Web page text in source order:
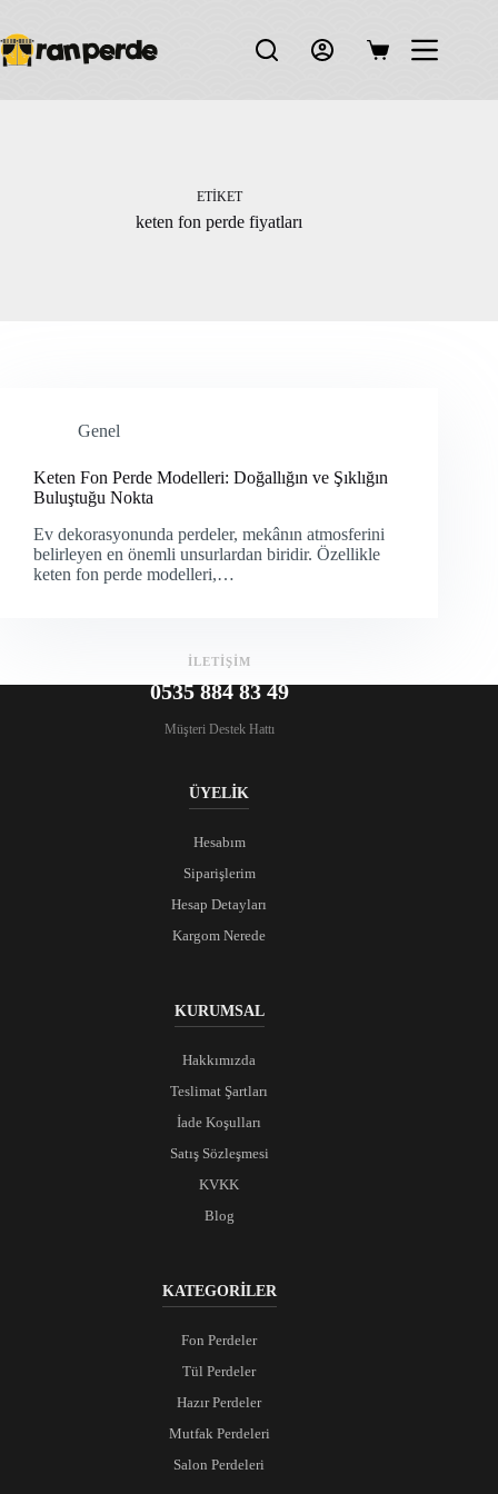
content
Shopping
ETIKET
keten fon perde fiyatları
Genel
Keten Fon Perde Modelleri: Doğallığın ve Şıklığın
Buluştuğu Nokta
Ev dekorasyonunda perdeler, mekânın atmosferini
belirleyen en önemli unsurlardan biridir. Özellikle
keten fon perde modelleri,…
İLETİŞİM
0535 884 83 49
Müşteri Destek Hattı
ÜYELİK
Hesabım
Siparişlerim
Hesap Detayları
Kargom Nerede
KURUMSAL
Hakkımızda
Teslimat Şartları
İade Koşulları
Satış Sözleşmesi
KVKK
Blog
KATEGORİLER
Fon Perdeler
Tül Perdeler
Hazır Perdeler
Mutfak Perdeleri
Salon Perdeleri